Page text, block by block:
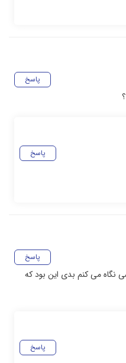
پاسخ
پاسخ
پاسخ
نگاه می کنم بدی این بود که
پاسخ